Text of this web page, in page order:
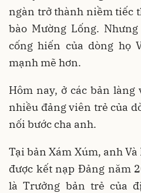
ngàn trở thành niềm tiếc
bào Mường Lống.
cống hiến của dòng họ
mạnh mẽ hơn.
Hôm nay, ở các bản làng
nhiều đảng viên trẻ của
nối bước cha anh.
Tại bản Xám Xúm, anh Và
được kết nạp Đảng năm
là Trưởng bản trẻ của